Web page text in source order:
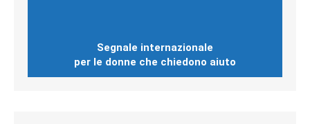
Segnale internazionale
per le donne che chiedono aiuto